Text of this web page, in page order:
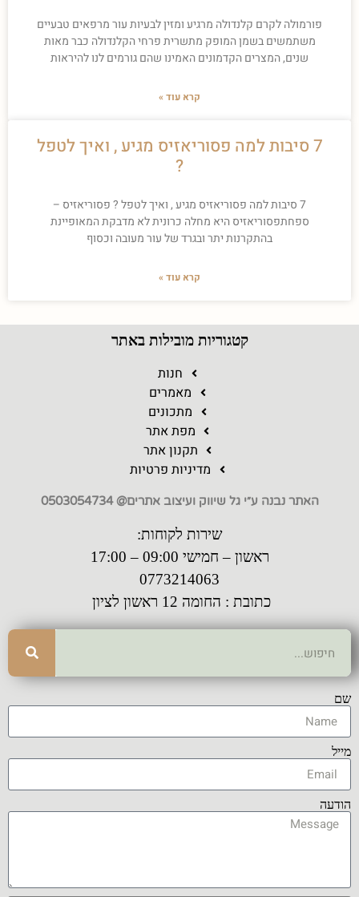
פורמולה לקרם קלנדולה מרגיע ומזין לבעיות עור מרפאים טבעיים
משתמשים בשמן המופק מתשרית פרחי הקלנדולה כבר מאות
שנים, המצרים הקדמונים האמינו שהם גורמים לנו להיראות
קרא עוד »
7 סיבות למה פסוריאזיס מגיע , ואיך לטפל
?
7 סיבות למה פסוריאזיס מגיע , ואיך לטפל ? פסוריאזיס –
ספחתפסוריאזיס היא מחלה כרונית לא מדבקת המאופיינת
בהתקרנות יתר ובגרד של עור מעובה וכסוף
קרא עוד »
קטגוריות מובילות באתר
חנות
מאמרים
מתכונים
מפת אתר
תקנון אתר
מדיניות פרטיות
האתר נבנה ע״י גל שיווק ועיצוב אתרים@ 0503054734
שירות לקוחות:
ראשון – חמישי 09:00 – 17:00
0773214063
כתובת : החומה 12 ראשון לציון
שם
מייל
הודעה